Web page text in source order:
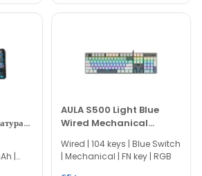
|
AULA S500 Light Blue
Wired Mechanical
Игровая Клавиатура
Wired | 104 keys | Blue Switch
| Mechanical | FN key | RGB